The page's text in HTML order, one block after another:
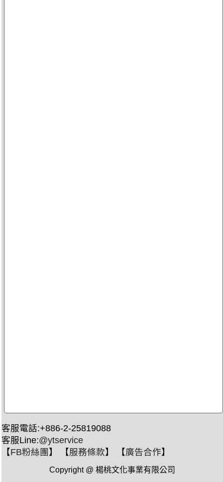
客服電話:+886-2-25819088
客服Line:@ytservice
【FB粉絲團 】 【服務條款】 【廣告合作】
Copyright @ 楊桃文化事業有限公司